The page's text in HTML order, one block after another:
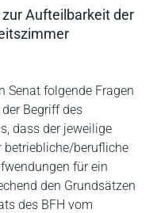
Aufteilbarkeit der
Senat folgende Fragen
Begriff des
dass der jeweilige
betriebliche/berufliche
für ein
den Grundsätzen
des BFH vom